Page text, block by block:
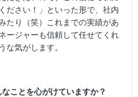
ださい！」といった形で、社内
たり（笑）これまでの実績があ
ージャーも信頼して任せてくれ
な気がします。
ことを心がけていますか？